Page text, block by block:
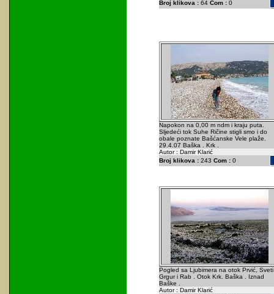
Broj klikova :64 Com :0
Napokon na 0,00 m ndm i kraju puta.
Sljedeći tok Suhe Ričine stigli smo i do
obale poznate Bašćanske Vele plaže.
29.4.07 Baška . Krk .
Autor : Damir Klarić
Broj klikova :243 Com :0
Pogled sa Ljubimera na otok Prvić, Sveti
Grgur i Rab . Otok Krk. Baška . Iznad
Baške .
Autor : Damir Klarić